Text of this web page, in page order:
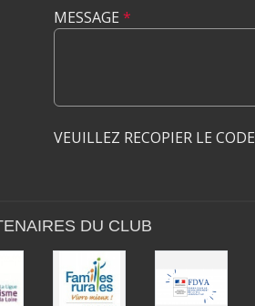
MESSAGE *
VEUILLEZ RECOPIER LE CODE
DU CLUB